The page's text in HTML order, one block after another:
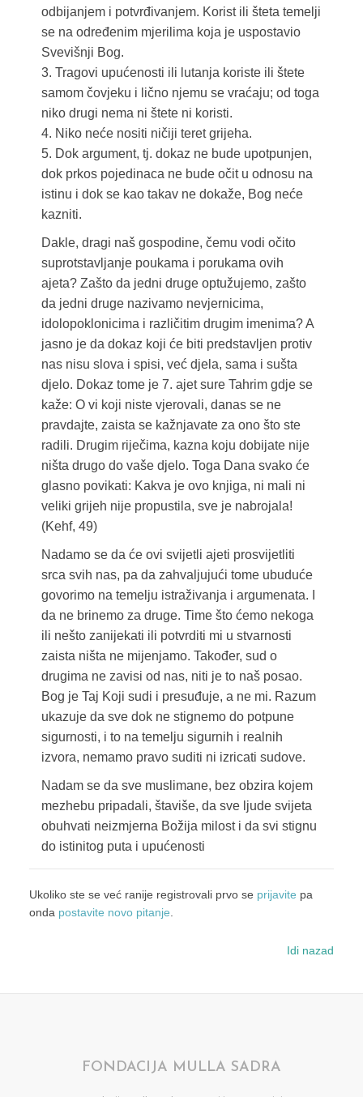
odbijanjem i potvrđivanjem. Korist ili šteta temelji
se na određenim mjerilima koja je uspostavio
Svevišnji Bog.
3. Tragovi upućenosti ili lutanja koriste ili štete
samom čovjeku i lično njemu se vraćaju; od toga
niko drugi nema ni štete ni koristi.
4. Niko neće nositi ničiji teret grijeha.
5. Dok argument, tj. dokaz ne bude upotpunjen,
dok prkos pojedinaca ne bude očit u odnosu na
istinu i dok se kao takav ne dokaže, Bog neće
kazniti.
Dakle, dragi naš gospodine, čemu vodi očito
suprotstavljanje poukama i porukama ovih
ajeta? Zašto da jedni druge optužujemo, zašto
da jedni druge nazivamo nevjernicima,
idolopoklonicima i različitim drugim imenima? A
jasno je da dokaz koji će biti predstavljen protiv
nas nisu slova i spisi, već djela, sama i sušta
djelo. Dokaz tome je 7. ajet sure Tahrim gdje se
kaže: O vi koji niste vjerovali, danas se ne
pravdajte, zaista se kažnjavate za ono što ste
radili. Drugim riječima, kazna koju dobijate nije
ništa drugo do vaše djelo. Toga Dana svako će
glasno povikati: Kakva je ovo knjiga, ni mali ni
veliki grijeh nije propustila, sve je nabrojala!
(Kehf, 49)
Nadamo se da će ovi svijetli ajeti prosvijetliti
srca svih nas, pa da zahvaljujući tome ubuduće
govorimo na temelju istraživanja i argumenata. I
da ne brinemo za druge. Time što ćemo nekoga
ili nešto zanijekati ili potvrditi mi u stvarnosti
zaista ništa ne mijenjamo. Također, sud o
drugima ne zavisi od nas, niti je to naš posao.
Bog je Taj Koji sudi i presuđuje, a ne mi. Razum
ukazuje da sve dok ne stignemo do potpune
sigurnosti, i to na temelju sigurnih i realnih
izvora, nemamo pravo suditi ni izricati sudove.
Nadam se da sve muslimane, bez obzira kojem
mezhebu pripadali, štaviše, da sve ljude svijeta
obuhvati neizmjerna Božija milost i da svi stignu
do istinitog puta i upućenosti
Ukoliko ste se već ranije registrovali prvo se prijavite pa
onda postavite novo pitanje.
Idi nazad
FONDACIJA MULLA SADRA